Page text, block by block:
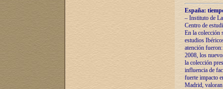
España:
– Instituto de
Centro de
En la colección
estudios
atención
2008, los
la colección
influencia de
fuerte impacto
Madrid,